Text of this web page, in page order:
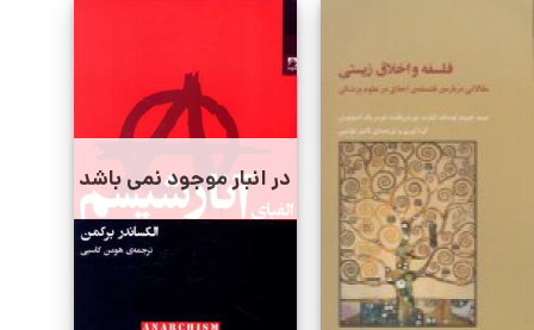
در انبار موجود نمی باشد